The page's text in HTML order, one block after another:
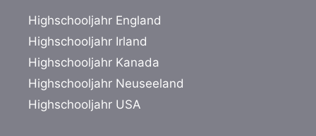
Highschooljahr England
Highschooljahr Irland
Highschooljahr Kanada
Highschooljahr Neuseeland
Highschooljahr USA